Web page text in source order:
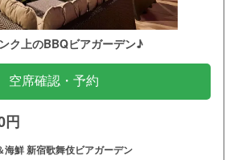
ク上のBBQビアガーデン♪
空席確認・予約
鮮 新宿歌舞伎ビアガーデン